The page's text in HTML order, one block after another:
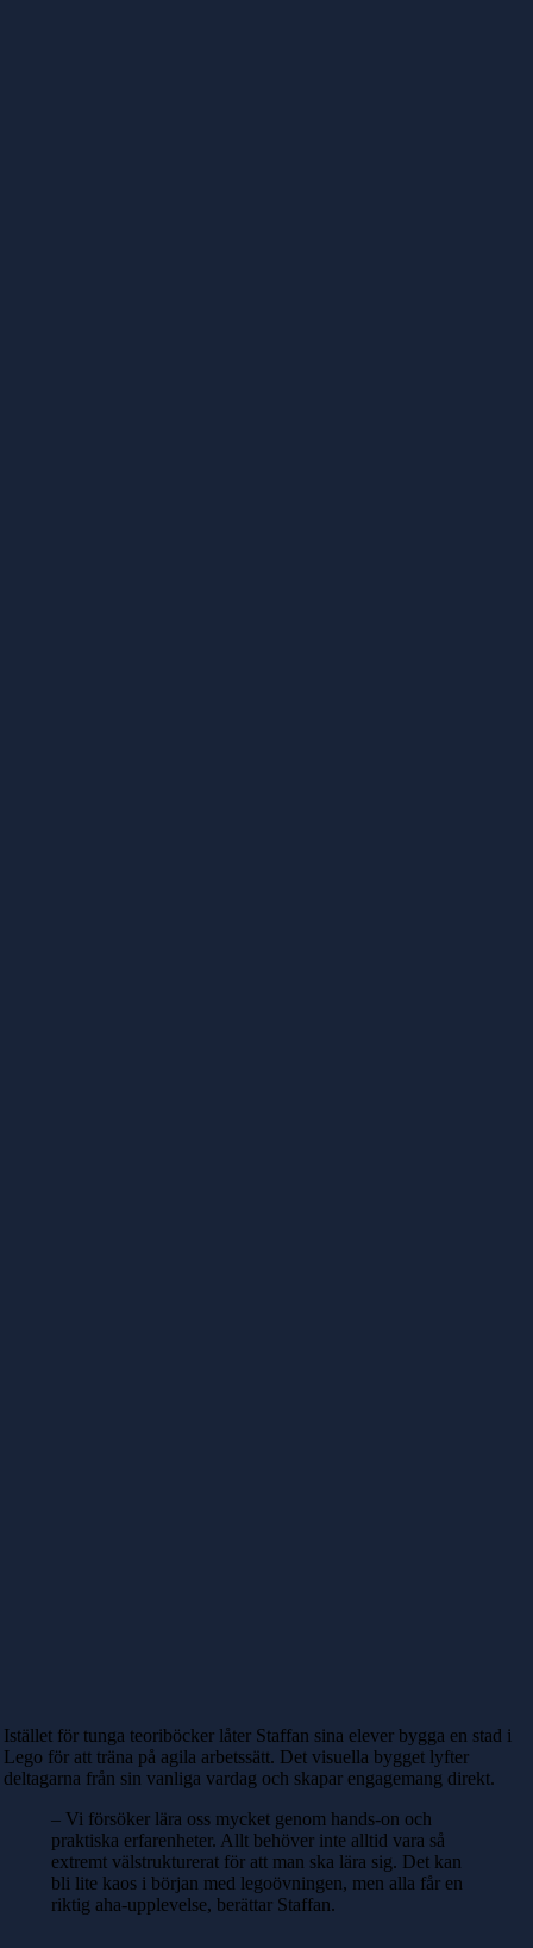
Istället för tunga teoriböcker låter Staffan sina elever bygga en stad i
Lego för att träna på agila arbetssätt. Det visuella bygget lyfter
deltagarna från sin vanliga vardag och skapar engagemang direkt.
– Vi försöker lära oss mycket genom hands-on och
praktiska erfarenheter. Allt behöver inte alltid vara så
extremt välstrukturerat för att man ska lära sig. Det kan
bli lite kaos i början med legoövningen, men alla får en
riktig aha-upplevelse, berättar Staffan.